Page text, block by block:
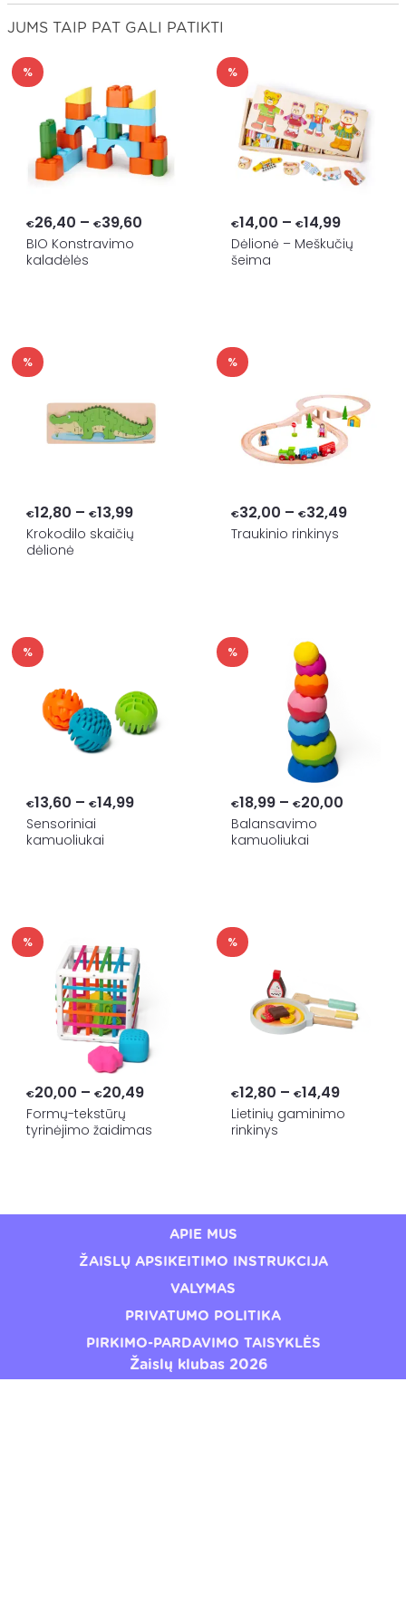
JUMS TAIP PAT GALI PATIKTI
%
€26,40 – €39,60Price
BIO Konstravimo
kaladėlės
%
€14,00 – €14,99Price
range:
Dėlionė – Meškučių
šeima
%
€12,80 – €13,99Price
range:
Krokodilo skaičių
dėlionė
%
€32,00 – €32,49Price
Traukinio rinkinys
%
€13,60 – €14,99Price
Sensoriniai
kamuoliukai
%
€18,99 – €20,00Price
Balansavimo
kamuoliukai
%
€20,00 – €20,49Price
€20,00
Formų-tekstūrų
tyrinėjimo žaidimas
%
€12,80 – €14,49Price
range:
Lietinių gaminimo
rinkinys
APIE MUS
ŽAISLŲ APSIKEITIMO INSTRUKCIJA
VALYMAS
PRIVATUMO POLITIKA
PIRKIMO-PARDAVIMO TAISYKLĖS
Žaislų klubas 2026